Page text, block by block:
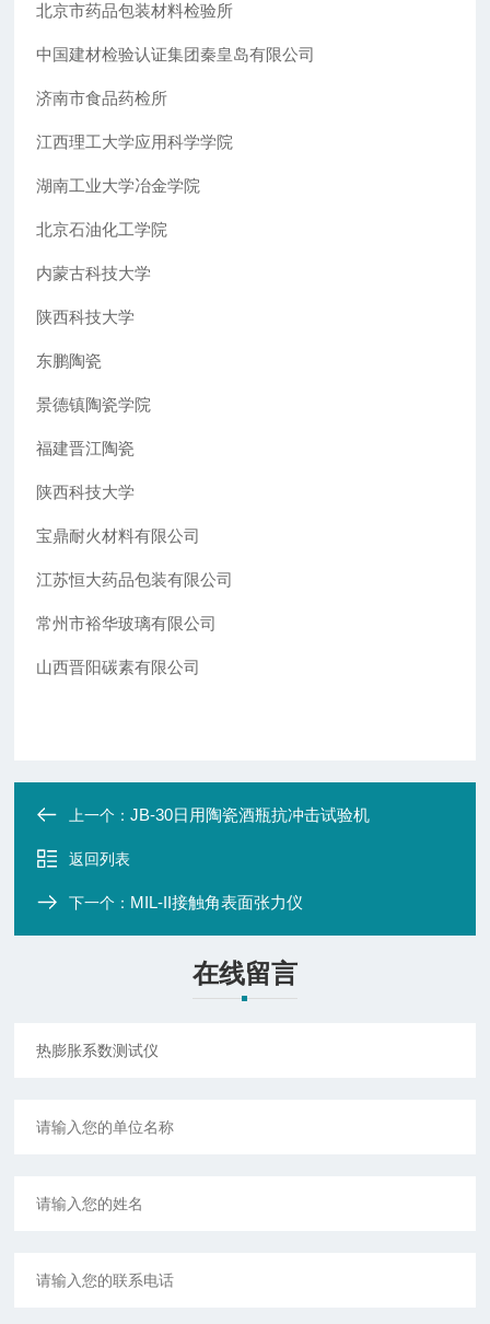
北京市药品包装材料检验所
中国建材检验认证集团秦皇岛有限公司
济南市食品药检所
江西理工大学应用科学学院
湖南工业大学冶金学院
北京石油化工学院
内蒙古科技大学
陕西科技大学
东鹏陶瓷
景德镇陶瓷学院
福建晋江陶瓷
陕西科技大学
宝鼎耐火材料有限公司
江苏恒大药品包装有限公司
常州市裕华玻璃有限公司
山西晋阳碳素有限公司
上一个：JB-30日用陶瓷酒瓶抗冲击试验机
返回列表
下一个： MIL-II接触角表面张力仪
在线留言